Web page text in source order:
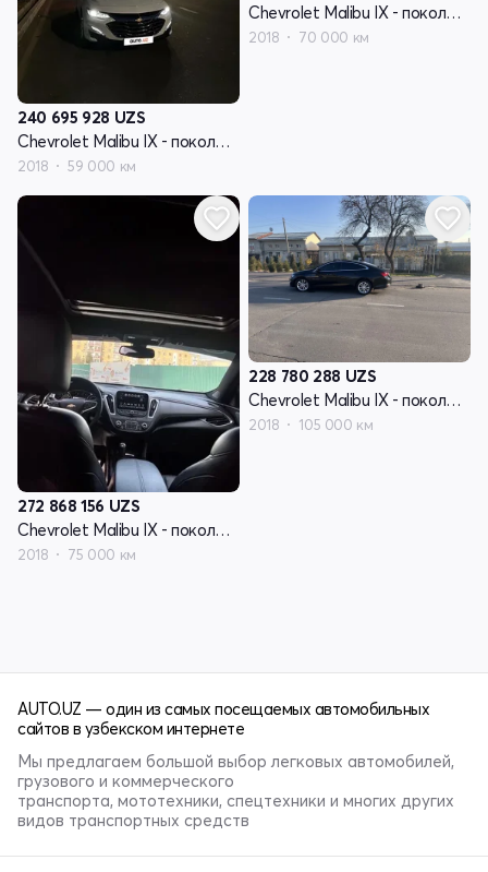
240 695 928 UZS
Chevrolet Malibu IX - поколение
2018 59 000 км
Chevrolet Malibu IX - поколение
2018 70 000 км
272 868 156 UZS
Chevrolet Malibu IX - поколение
2018 75 000 км
228 780 288 UZS
Chevrolet Malibu IX - поколение
2018 105 000 км
AUTO.UZ — один из самых посещаемых автомобильных
сайтов в узбекском интернете
Мы предлагаем большой выбор легковых автомобилей,
грузового и коммерческого
транспорта, мототехники, спецтехники и многих других
видов транспортных средств